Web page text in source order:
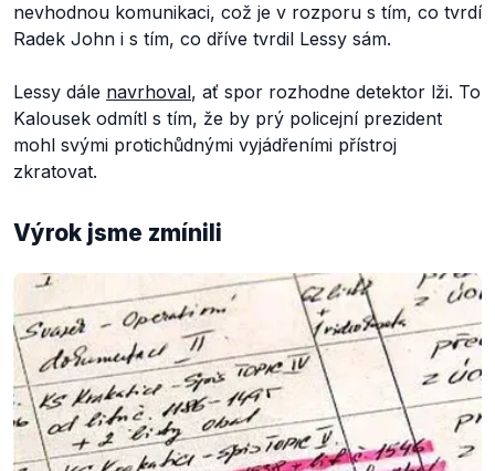
nevhodnou komunikaci, což je v rozporu s tím, co tvrdí
Radek John i s tím, co dříve tvrdil Lessy sám.
Lessy dále navrhoval, ať spor rozhodne detektor lži. To
Kalousek odmítl s tím, že by prý policejní prezident
mohl svými protichůdnými vyjádřeními přístroj
zkratovat.
Výrok jsme zmínili